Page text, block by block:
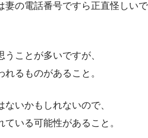
妻の電話番号ですら正直怪しいで
ことが多いですが、
るものがあること。
いかもしれないので、
いる可能性があること。